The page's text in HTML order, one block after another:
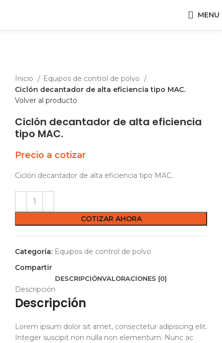
MENU
Inicio
Equipos de control de polvo
Ciclón decantador de alta eficiencia tipo MAC.
Volver al producto
Ciclón decantador de alta eficiencia
tipo MAC.
Precio a cotizar
Ciclón decantador de alta eficiencia tipo MAC.
COTIZAR AHORA
Categoría: Equipos de control de polvo
Compartir
DESCRIPCIÓNVALORACIONES (0)
Descripción
Descripción
Lorem ipsum dolor sit amet, consectetur adipiscing elit.
Integer suscipit non nulla non elementum. Nunc ac